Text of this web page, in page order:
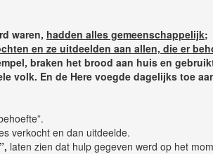
waren, hadden alles gemeenschappelijk;
en ze uitdeelden aan allen, die er
braken het brood aan huis en
volk. En de Here voegde dagelijks toe
verkocht en dan uitdeelde.
laten zien dat hulp gegeven werd op het